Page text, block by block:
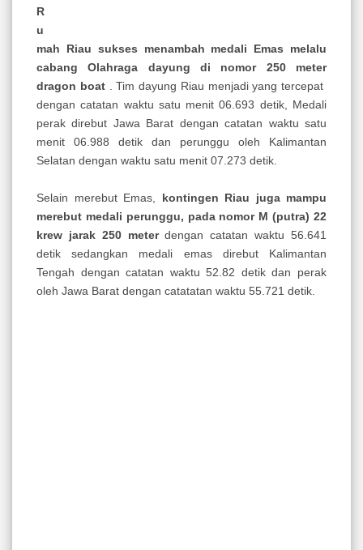
R
u
mah Riau sukses menambah medali Emas melalu
cabang Olahraga dayung di nomor 250 meter
dragon boat. Tim dayung Riau menjadi yang tercepat
dengan catatan waktu satu menit 06.693 detik, Medali
perak direbut Jawa Barat dengan catatan waktu satu
menit 06.988 detik dan perunggu oleh Kalimantan
Selatan dengan waktu satu menit 07.273 detik.
Selain merebut Emas, kontingen Riau juga mampu
merebut medali perunggu, pada nomor M (putra) 22
krew jarak 250 meterdengan catatan waktu 56.641
detik sedangkan medali emas direbut Kalimantan
Tengah dengan catatan waktu 52.82 detik dan perak
oleh Jawa Barat dengan catatatan waktu 55.721 detik.